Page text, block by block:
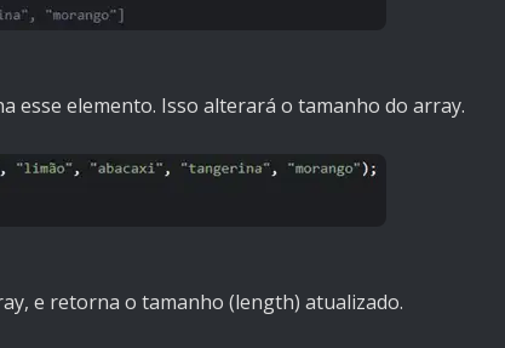
esse elemento. Isso alterará o tamanho do array.
e retorna o tamanho (length) atualizado.